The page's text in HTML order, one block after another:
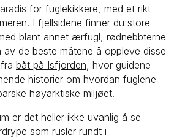
for fuglekikkere, med et rikt
I fjellsidene finner du store
blant annet ærfugl, rødnebbterne
av de beste måtene å oppleve disse
båt på Isfjorden , hvor guidene
historier om hvordan fuglene
høyarktiske miljøet.
er det heller ikke uvanlig å se
som rusler rundt i